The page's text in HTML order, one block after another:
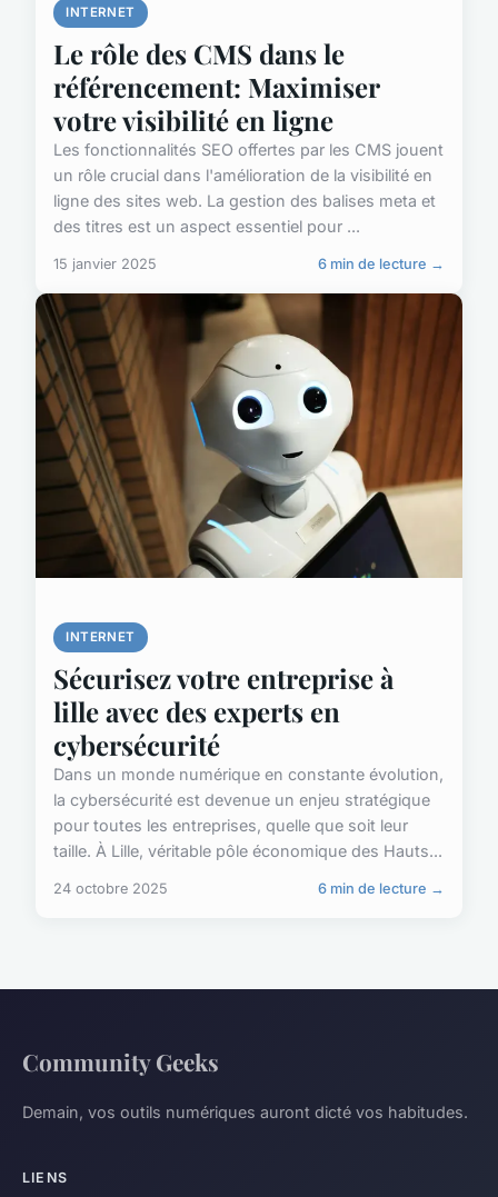
INTERNET
Le rôle des CMS dans le
référencement: Maximiser
votre visibilité en ligne
Les fonctionnalités SEO offertes par les CMS jouent
un rôle crucial dans l'amélioration de la visibilité en
ligne des sites web. La gestion des balises meta et
des titres est un aspect essentiel pour ...
15 janvier 2025 6 min de lecture →
INTERNET
Sécurisez votre entreprise à
lille avec des experts en
cybersécurité
Dans un monde numérique en constante évolution,
la cybersécurité est devenue un enjeu stratégique
pour toutes les entreprises, quelle que soit leur
taille. À Lille, véritable pôle économique des Hauts...
24 octobre 2025 6 min de lecture →
Community Geeks
Demain, vos outils numériques auront dicté vos habitudes.
LIENS